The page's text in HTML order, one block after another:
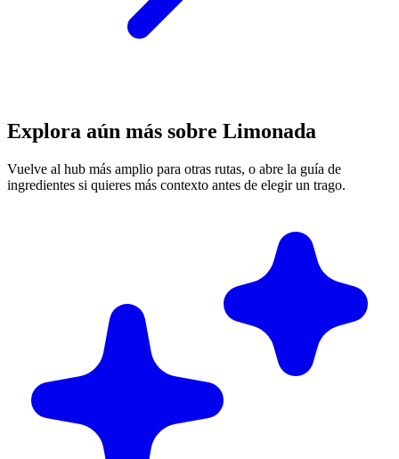
Explora aún más sobre Limonada
Vuelve al hub más amplio para otras rutas, o abre la guía de
ingredientes si quieres más contexto antes de elegir un trago.